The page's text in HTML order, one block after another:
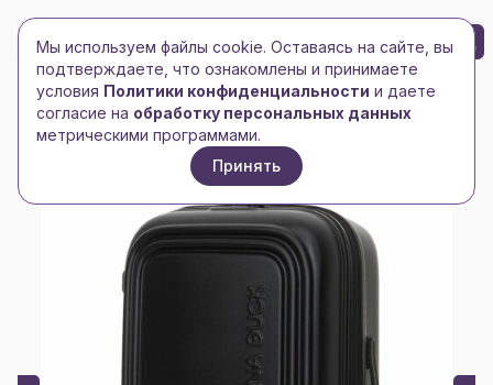
Toggle navigation
Toggle navigation
БРЕНД-ЛОГО 0
Главная/Сумки и чемоданы/Чемоданы/
Чемодан Logoduck L, черный
Мы используем файлы cookie. Оставаясь на сайте, вы
подтверждаете, что ознакомлены и принимаете
условия Политики конфиденциальности и даете
согласие на обработку персональных данных
метрическими программами.
Принять